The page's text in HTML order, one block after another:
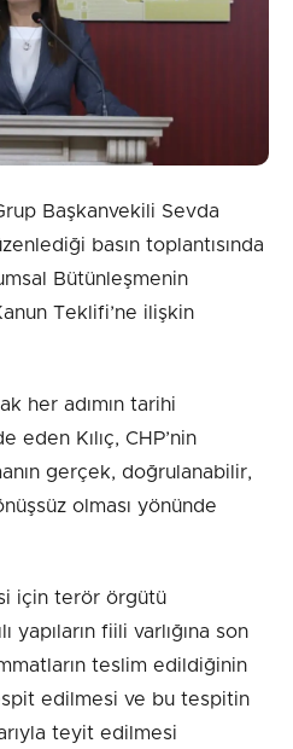
Gönder
Başkanvekili Sevda
basın toplantısında
Bütünleşmenin
Teklifi’ne ilişkin
her adımın tarihi
eden Kılıç, CHP’nin
gerçek, doğrulanabilir,
olması yönünde
için terör örgütü
yapıların fiili varlığına son
teslim edildiğinin
edilmesi ve bu tespitin
teyit edilmesi